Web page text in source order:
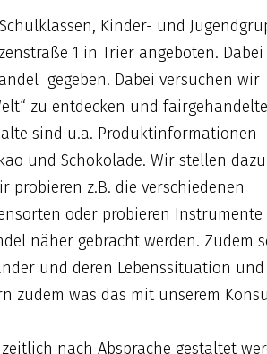
Kinder- und
1 in Trier angeboten.
gegeben. Dabei versuchen wir
zu entdecken und fairgehandelte
sind u.a. Produktinformationen
und Schokolade. Wir stellen
z.B. die verschiedenen
oder probieren Instrumente
näher gebracht werden. Zudem
und deren Lebenssituation und
zudem was das mit unserem
nach Absprache gestaltet